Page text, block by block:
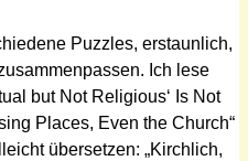
Puzzles, erstaunlich,
Ich lese
but Not Religious‘ Is Not
Places, Even the Church“
übersetzen: „Kirchlich,